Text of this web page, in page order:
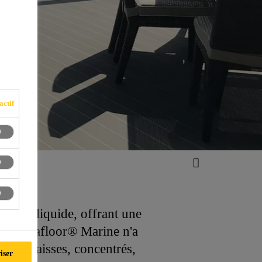
l'état liquide, offrant une
Sikafloor® Marine n'a
graisses, concentrés,